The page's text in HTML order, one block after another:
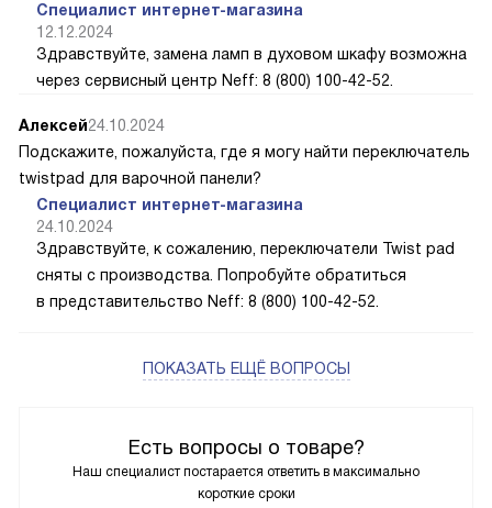
Есть вопросы о товаре?
Наш специалист постарается ответить в максимально
короткие сроки
Специалист интернет-магазина
12.12.2024
Здравствуйте, замена ламп в духовом шкафу возможна
через сервисный центр Neff: 8 (800) 100-42-52.
Алексей24.10.2024
Подскажите, пожалуйста, где я могу найти переключатель
twistpad для варочной панели?
Специалист интернет-магазина
24.10.2024
Здравствуйте, к сожалению, переключатели Twist pad
сняты с производства. Попробуйте обратиться
в представительство Neff: 8 (800) 100-42-52.
ПОКАЗАТЬ ЕЩЁ ВОПРОСЫ